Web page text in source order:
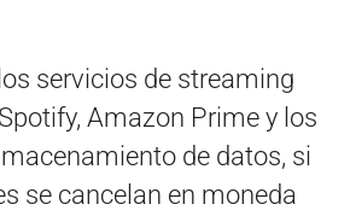
servicios de streaming
Amazon Prime y los
de datos, si
se cancelan en moneda